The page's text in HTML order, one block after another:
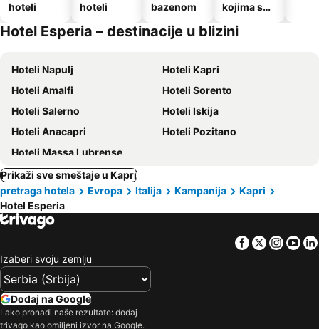
hoteli
hoteli
bazenom
kojima su
kućni
Hotel Esperia – destinacije u blizini
Hoteli Napulj
Hoteli Kapri
Hoteli Amalfi
Hoteli Sorento
Hoteli Salerno
Hoteli Iskija
Hoteli Anacapri
Hoteli Pozitano
Hoteli Massa Lubrense
Prikaži sve smeštaje u Kapri
pretraga hotela
Evropa Italija Kampanija
Kapri
Hotel Esperia
Facebook
Twitter
Izaberi svoju zemlju
Dodaj na Google
Lako pronađi naše rezultate: dodaj
trivago kao omiljeni izvor na Google.